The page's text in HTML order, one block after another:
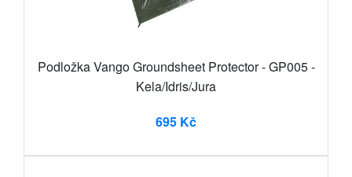
Podložka Vango Groundsheet Protector - GP005 -
Kela/Idris/Jura
695 Kč